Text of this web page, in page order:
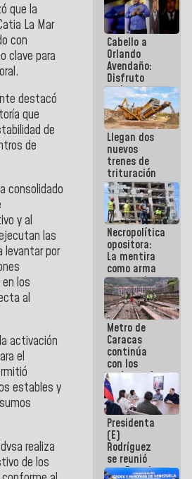
que la
La Mar
con
clave para
destacó
que
de
de
consolidado
y al
las
levantar por
los
al
activación
el
estables y
realiza
de los
Cabello a
Orlando
Avendaño:
Disfruto
cada vez
que escribes
porque lo
que haces
es
embarrarla
Llegan dos
nuevos
trenes de
trituración
para
optimizar
manejo de
escombros
en La Guaira
Necropolítica
opositora:
La mentira
como arma
contra el
Pueblo
Metro de
Caracas
continúa
con los
trabajos de
mantenimiento
e inspección
en la Línea 2
Presidenta
(E)
Rodríguez
se reunió
con Estado